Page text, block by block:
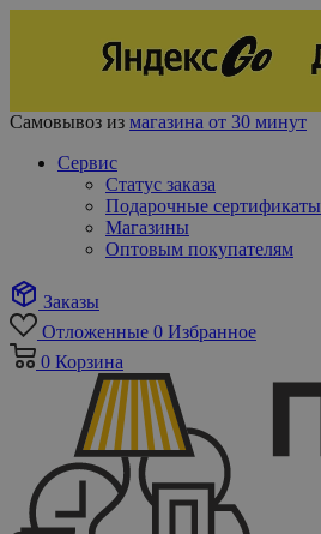
Самовывоз из магазина от 30 минут
Сервис
Статус заказа
Подарочные сертификаты
Магазины
Оптовым покупателям
Заказы
Отложенные 0 Избранное
0 Корзина